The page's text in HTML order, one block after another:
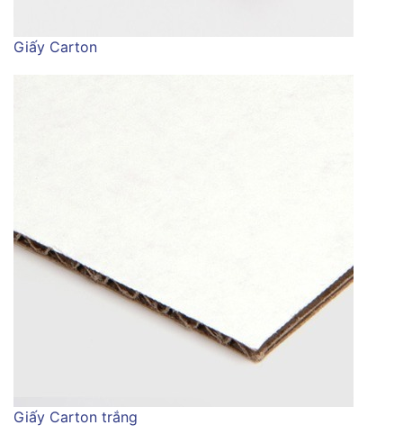
Giấy Carton
Giấy Carton trắng